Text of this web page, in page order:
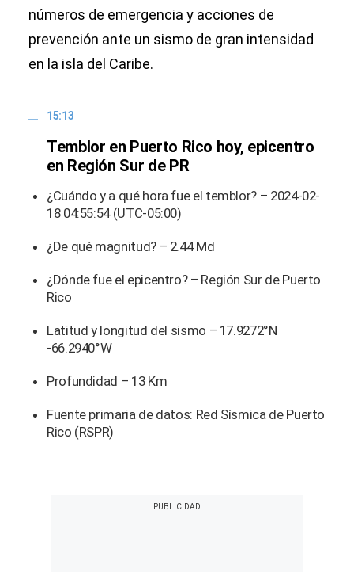
números de emergencia y acciones de
prevención ante un sismo de gran intensidad
en la isla del Caribe.
15:13
Temblor en Puerto Rico hoy, epicentro
en Región Sur de PR
¿Cuándo y a qué hora fue el temblor? – 2024-02-
18 04:55:54 (UTC-05:00)
¿De qué magnitud? – 2.44 Md
¿Dónde fue el epicentro? – Región Sur de Puerto
Rico
Latitud y longitud del sismo – 17.9272°N
-66.2940°W
Profundidad – 13 Km
Fuente primaria de datos: Red Sísmica de Puerto
Rico (RSPR)